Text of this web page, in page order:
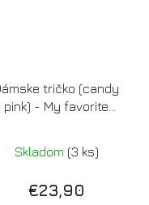
tričko (candy
pink) - My favorite
Skladom (3 ks)
€23,90